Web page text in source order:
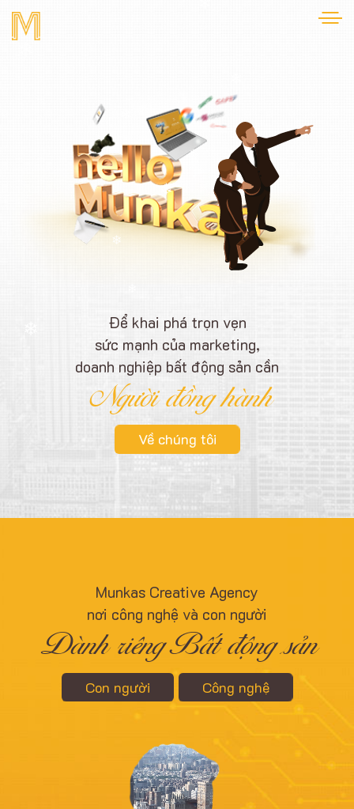
Để khai phá trọn vẹn
sức mạnh của marketing,
doanh nghiệp bất động sản cần
Người đồng hành
Về chúng tôi
Munkas Creative Agency
nơi công nghệ và con người
Dành riêng Bất động sản
Con người Công nghệ
❄
❄
❄
❄